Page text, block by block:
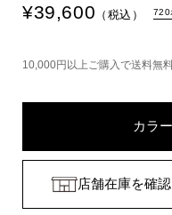
¥39,600 （税込） 720
10,000円以上ご購入で送料無
カラ
店舗在庫を確認